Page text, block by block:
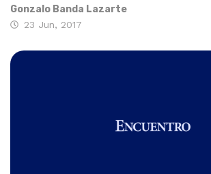
Gonzalo Banda Lazarte
23 Jun, 2017